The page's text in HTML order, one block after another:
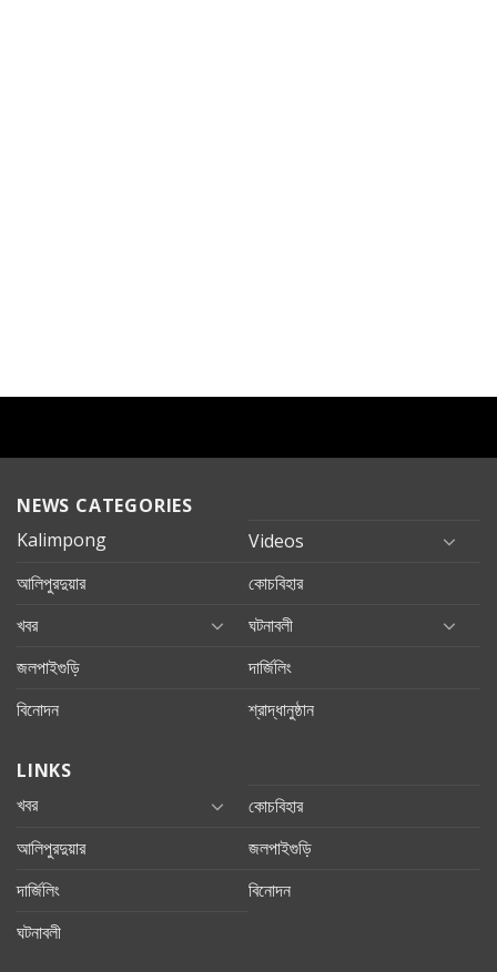
NEWS CATEGORIES
Kalimpong
Videos
আলিপুরদুয়ার
কোচবিহার
খবর
ঘটনাবলী
জলপাইগুড়ি
দার্জিলিং
বিনোদন
শ্রাদ্ধানুষ্ঠান
LINKS
খবর
কোচবিহার
আলিপুরদুয়ার
জলপাইগুড়ি
দার্জিলিং
বিনোদন
ঘটনাবলী